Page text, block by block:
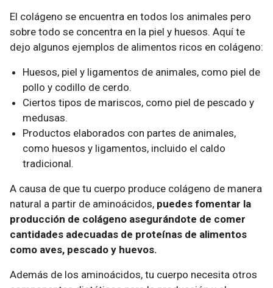
El colágeno se encuentra en todos los animales pero
sobre todo se concentra en la piel y huesos. Aquí te
dejo algunos ejemplos de alimentos ricos en colágeno:
Huesos, piel y ligamentos de animales, como piel de
pollo y codillo de cerdo.
Ciertos tipos de mariscos, como piel de pescado y
medusas.
Productos elaborados con partes de animales,
como huesos y ligamentos, incluido el caldo
tradicional.
A causa de que tu cuerpo produce colágeno de manera
natural a partir de aminoácidos, puedes fomentar la
producción de colágeno asegurándote de comer
cantidades adecuadas de proteínas de alimentos
como aves, pescado y huevos.
Además de los aminoácidos, tu cuerpo necesita otros